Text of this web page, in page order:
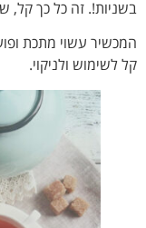
זה כל כך קל,
עשוי מתכת ופועל
ולניקוי.